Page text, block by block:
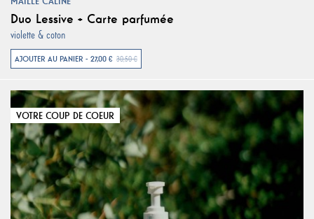
Duo Lessive + Carte parfumée
violette & coton
AJOUTER AU PANIER - 27,00 € 30,50 €
VOTRE COUP DE COEUR